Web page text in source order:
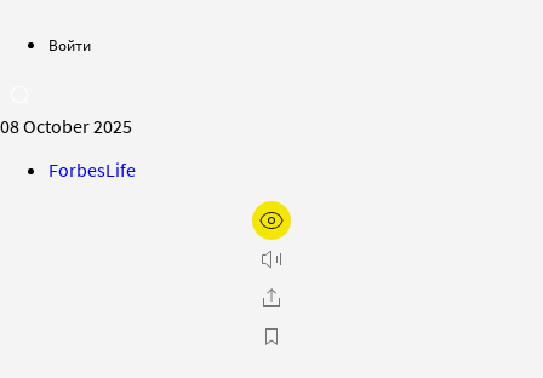
Войти
08 October 2025
ForbesLife